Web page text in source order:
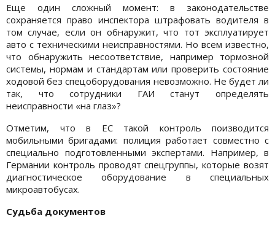
Еще один сложный момент: в законодательстве
сохраняется право инспектора штрафовать водителя в
том случае, если он обнаружит, что тот эксплуатирует
авто с техническими неисправностями. Но всем известно,
что обнаружить несоответствие, например тормозной
системы, нормам и стандартам или проверить состояние
ходовой без спецоборудования невозможно. Не будет ли
так, что сотрудники ГАИ станут определять
неисправности «на глаз»?
Отметим, что в ЕС такой контроль поизводится
мобильными бригадами: полиция работает совместно с
специально подготовленными экспертами. Например, в
Германии контроль проводят спецгруппы, которые возят
диагностическое оборудование в специальных
микроавтобусах.
Судьба документов